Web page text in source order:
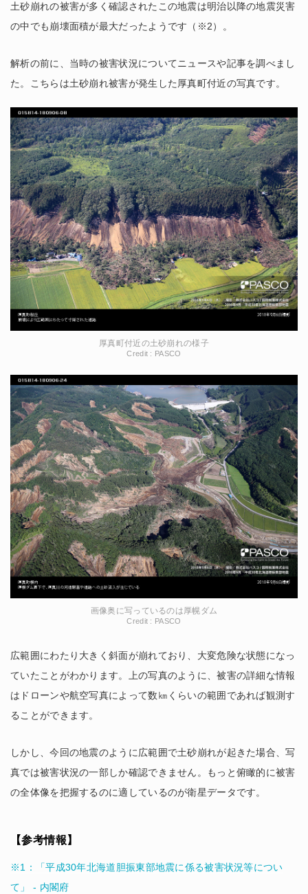
土砂崩れの被害が多く確認されたこの地震は明治以降の地震災害
の中でも崩壊面積が最大だったようです（※2）。
解析の前に、当時の被害状況についてニュースや記事を調べまし
た。こちらは土砂崩れ被害が発生した厚真町付近の写真です。
厚真町付近の土砂崩れの様子
Credit : PASCO
画像奥に写っているのは厚幌ダム
Credit : PASCO
広範囲にわたり大きく斜面が崩れており、大変危険な状態になっ
ていたことがわかります。上の写真のように、被害の詳細な情報
はドローンや航空写真によって数㎞くらいの範囲であれば観測す
ることができます。
しかし、今回の地震のように広範囲で土砂崩れが起きた場合、写
真では被害状況の一部しか確認できません。もっと俯瞰的に被害
の全体像を把握するのに適しているのが衛星データです。
【参考情報】
※1：「平成30年北海道胆振東部地震に係る被害状況等につい
て」 - 内閣府